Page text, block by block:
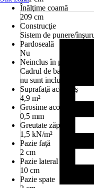
Înălţime coamă
209 cm
Construcţie
Sistem de punere/
Pardoseală
Nu
Neinclus în pachetul
Cadrul de bază din
nu sunt incluse
Suprafaţă acoperiş
4,9 m²
Grosime acoperiş
0,5 mm
Greutate zăpadă
1,5 kN/m²
Pazie faţă
2 cm
Pazie lateral
10 cm
Pazie spate